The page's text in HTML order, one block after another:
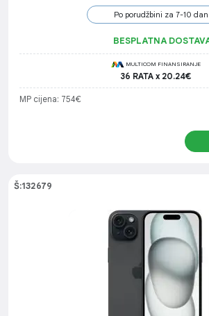
Dolby Vision video, Povezivost: 5G, Wi-Fi 6,
Senzori: Face ID, akcelerometar, žiroskop,
SIM (nano-SIM i eSIM),
Po porudžbini za 7-10
BESPLATNA
MULTICOM FINANSIRANJE
36 RATA x 20.24€
MP cijena: 754€
Š:132679